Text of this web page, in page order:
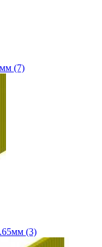
(7)
(3)